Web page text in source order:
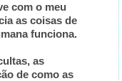
com o meu
as coisas de
funciona.
as
de como as